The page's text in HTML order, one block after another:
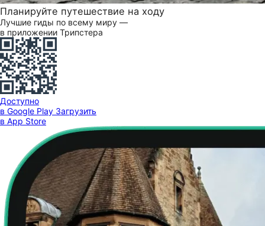
Планируйте путешествие на ходу
Лучшие гиды по всему миру —
в приложении Трипстера
Доступно
в Google Play Загрузить
в App Store